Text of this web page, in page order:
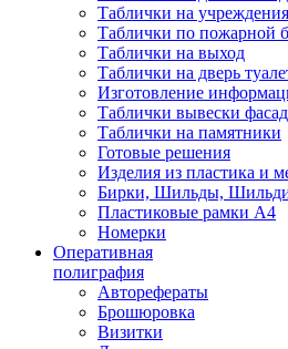
Таблички на учреждения
Таблички по пожарной
Таблички на выход
Таблички на дверь
Изготовление
Таблички вывески
Таблички на памятники
Готовые решения
Изделия из пластика и
Бирки, Шильды,
Пластиковые рамки А4
Номерки
Оперативная
полиграфия
Авторефераты
Брошюровка
Визитки